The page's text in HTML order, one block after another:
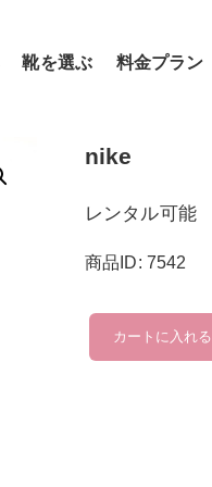
靴を選ぶ 料金プラン
nike
レンタル可能
商品ID: 7542
nike
個
カートに入れる